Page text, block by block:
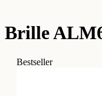
Brille
Bestseller